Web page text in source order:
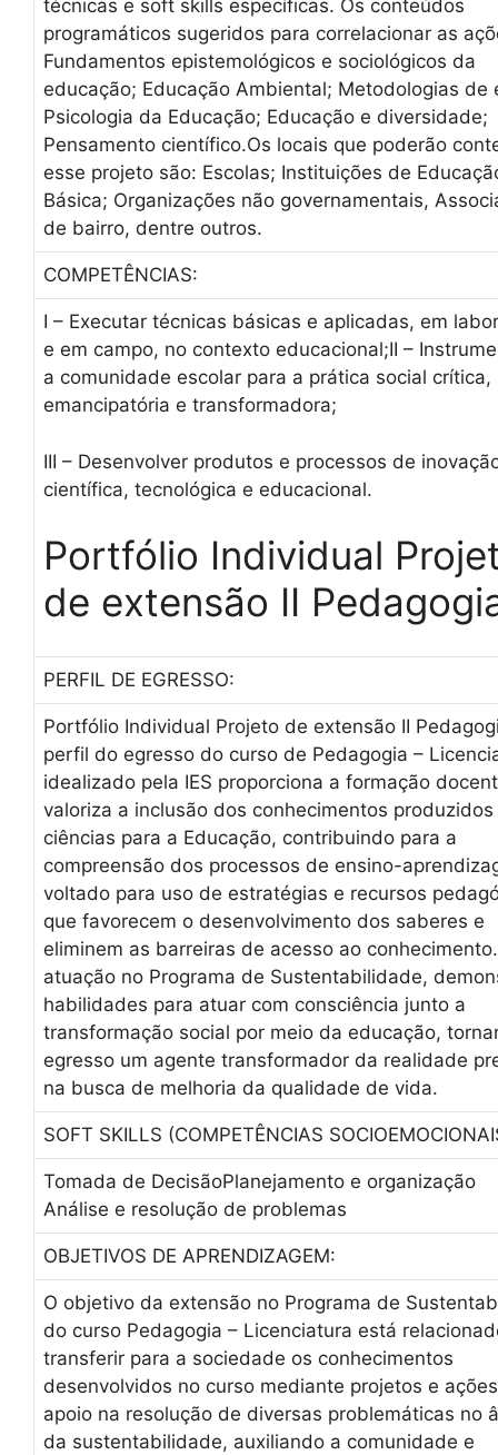
técnicas e soft skills específicas. Os conteúdos
programáticos sugeridos para correlacionar as
Fundamentos epistemológicos e sociológicos da
educação; Educação Ambiental; Metodologias de
Psicologia da Educação; Educação e diversidade;
Pensamento científico.Os locais que poderão
esse projeto são: Escolas; Instituições de
Básica; Organizações não governamentais,
de bairro, dentre outros.
COMPETÊNCIAS:
I – Executar técnicas básicas e aplicadas, em
e em campo, no contexto educacional;II –
a comunidade escolar para a prática social crítica,
emancipatória e transformadora;
III – Desenvolver produtos e processos de
científica, tecnológica e educacional.
Portfólio Individual
de extensão II
PERFIL DE EGRESSO:
Portfólio Individual Projeto de extensão II
perfil do egresso do curso de Pedagogia –
idealizado pela IES proporciona a formação
valoriza a inclusão dos conhecimentos produzidos
ciências para a Educação, contribuindo para a
compreensão dos processos de ensino-
voltado para uso de estratégias e recursos
que favorecem o desenvolvimento dos saberes e
eliminem as barreiras de acesso ao
atuação no Programa de Sustentabilidade,
habilidades para atuar com consciência junto a
transformação social por meio da educação,
egresso um agente transformador da realidade
na busca de melhoria da qualidade de vida.
SOFT SKILLS (COMPETÊNCIAS
Tomada de DecisãoPlanejamento e organização
Análise e resolução de problemas
OBJETIVOS DE APRENDIZAGEM:
O objetivo da extensão no Programa de
do curso Pedagogia – Licenciatura está
transferir para a sociedade os conhecimentos
desenvolvidos no curso mediante projetos e
apoio na resolução de diversas problemáticas no
da sustentabilidade, auxiliando a comunidade e